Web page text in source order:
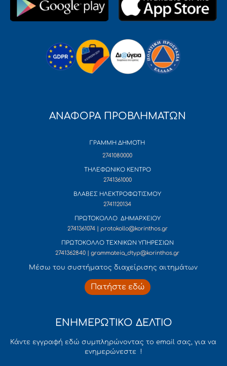
ΑΝΑΦΟΡΑ ΠΡΟΒΛΗΜΑΤΩΝ
ΓΡΑΜΜΗ ΔΗΜΟΤΗ
2741080000
ΤΗΛΕΦΩΝΙΚΟ ΚΕΝΤΡΟ
2741361000
ΒΛΑΒΕΣ ΗΛΕΚΤΡΟΦΩΤΙΣΜΟΥ
2741120134
ΠΡΩΤΟΚΟΛΛΟ ΔΗΜΑΡΧΕΙΟΥ
2741361074 | protokollo@korinthos.gr
ΠΡΩΤΟΚΟΛΛΟ ΤΕΧΝΙΚΩΝ ΥΠΗΡΕΣΙΩΝ
2741362840 | grammateia_dtyp@korinthos.gr
Mέσω του συστήματος διαχείρισης αιτημάτων
Πατήστε εδώ
ΕΝΗΜΕΡΩΤΙΚΟ ΔΕΛΤΙΟ
Κάντε εγγραφή εδώ συμπληρώνοντας το email σας, για να
ενημερώνεστε !